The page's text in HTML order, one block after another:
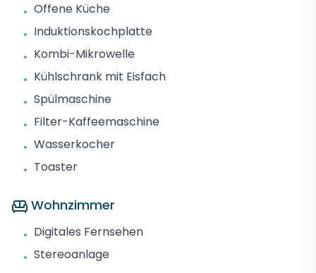
• Offene Küche
• Induktionskochplatte
• Kombi-Mikrowelle
• Kühlschrank mit Eisfach
• Spülmaschine
• Filter-Kaffeemaschine
• Wasserkocher
• Toaster
Wohnzimmer
• Digitales Fernsehen
• Stereoanlage